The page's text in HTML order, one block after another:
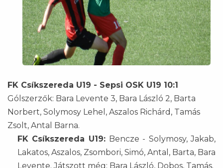
FK Csíkszereda U19 - Sepsi OSK U19 10:1
Gólszerzők: Bara Levente 3, Bara László 2, Barta
Norbert, Solymosy Lehel, Aszalos Richárd, Tamás
Zsolt, Antal Barna.
FK Csíkszereda U19: Bencze - Solymosy, Jakab,
Lakatos, Aszalos, Zsombori, Simó, Antal, Barta, Bara
Levente. Játszott még: Bara László, Dobos, Tamás.